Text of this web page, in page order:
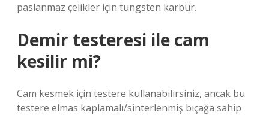
paslanmaz çelikler için tungsten karbür.
Demir testeresi ile cam
kesilir mi?
Cam kesmek için testere kullanabilirsiniz, ancak bu
testere elmas kaplamalı/sinterlenmiş bıçağa sahip